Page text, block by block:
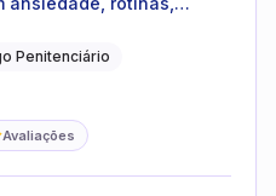
comportamentais.
Penitenciário
Avaliações